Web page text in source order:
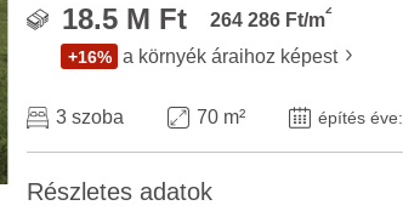
18.5 M Ft 264 286 Ft/m
2
+16% a környék áraihoz képest
3 szoba 70 m² építés éve:
Részletes adatok